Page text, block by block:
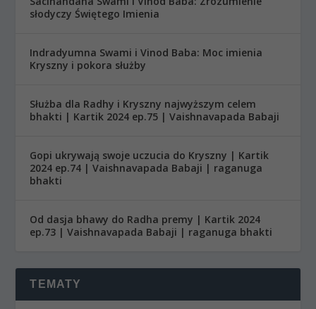
słodyczy Świętego Imienia
Indradyumna Swami i Vinod Baba: Moc imienia
Kryszny i pokora służby
Służba dla Radhy i Kryszny najwyższym celem
bhakti | Kartik 2024 ep.75 | Vaishnavapada Babaji
Gopi ukrywają swoje uczucia do Kryszny | Kartik
2024 ep.74 | Vaishnavapada Babaji | raganuga
bhakti
Od dasja bhawy do Radha premy | Kartik 2024
ep.73 | Vaishnavapada Babaji | raganuga bhakti
TEMATY